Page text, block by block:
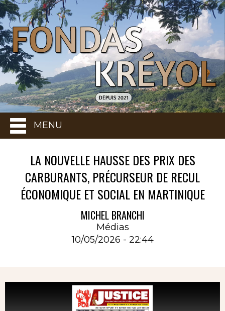
MENU
LA NOUVELLE HAUSSE DES PRIX DES
CARBURANTS, PRÉCURSEUR DE RECUL
ÉCONOMIQUE ET SOCIAL EN MARTINIQUE
MICHEL BRANCHI
Médias
10/05/2026 - 22:44